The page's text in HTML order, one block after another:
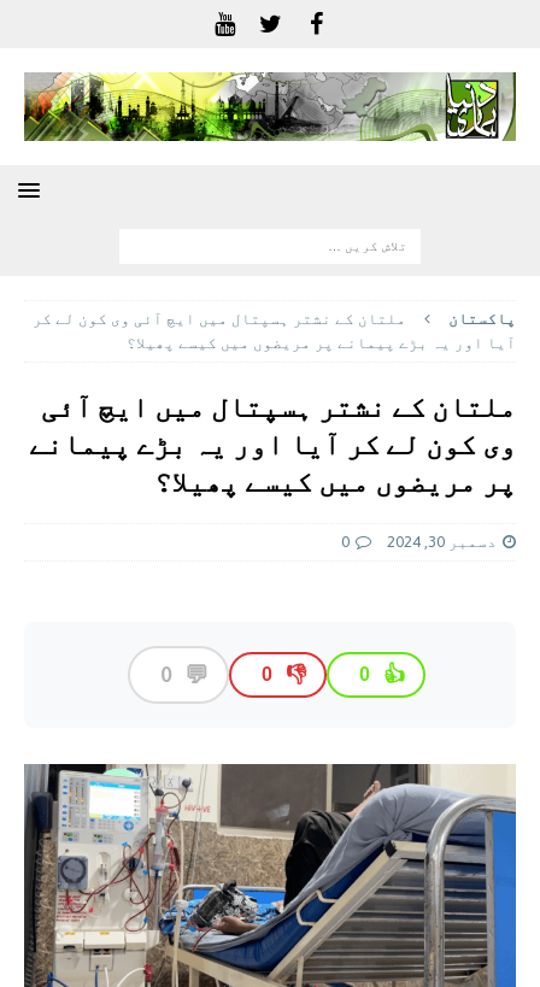
پاکستان
ملتان کے نشتر ہسپتال میں ایچ آئی وی کون لے کر
آیا اور یہ بڑے پیمانے پر مریضوں میں کیسے پھیلا؟
ملتان کے نشتر ہسپتال میں ایچ آئی
وی کون لے کر آیا اور یہ بڑے پیمانے
پر مریضوں میں کیسے پھیلا؟
دسمبر 30, 2024 0
👍
0
👎
0
💬
0